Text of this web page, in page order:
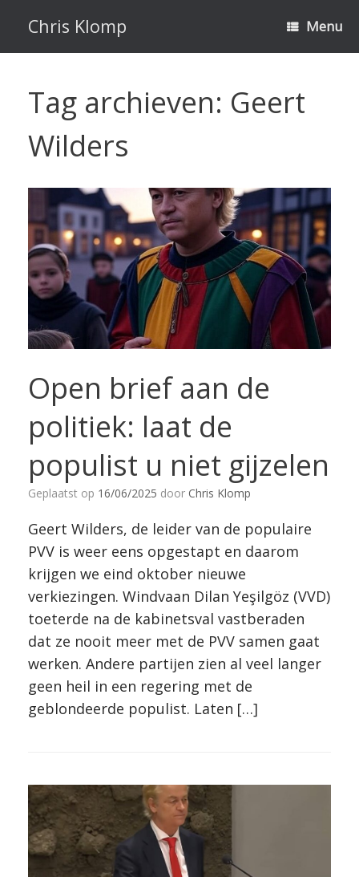
inhoud
Chris Klomp Menu
Tag archieven: Geert
Wilders
Open brief aan de
politiek: laat de
populist u niet gijzelen
Geplaatst op 16/06/2025 door Chris Klomp
Geert Wilders, de leider van de populaire
PVV is weer eens opgestapt en daarom
krijgen we eind oktober nieuwe
verkiezingen. Windvaan Dilan Yeşilgöz (VVD)
toeterde na de kabinetsval vastberaden
dat ze nooit meer met de PVV samen gaat
werken. Andere partijen zien al veel langer
geen heil in een regering met de
geblondeerde populist. Laten […]